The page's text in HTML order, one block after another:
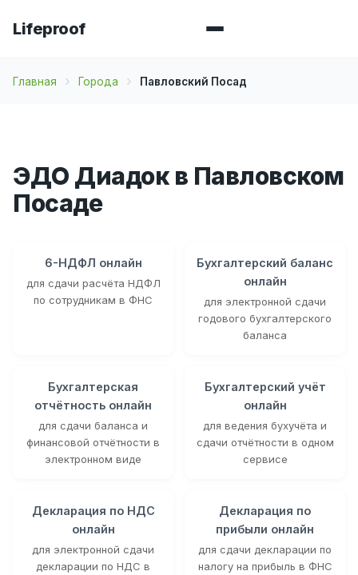
Lifeproof
Главная Города Павловский Посад
ЭДО Диадок в Павловском
Посаде
6-НДФЛ онлайн
для сдачи расчёта НДФЛ
по сотрудникам в ФНС
Бухгалтерский баланс
онлайн
для электронной сдачи
годового бухгалтерского
баланса
Бухгалтерская
отчётность онлайн
для сдачи баланса и
финансовой отчётности в
электронном виде
Бухгалтерский учёт
онлайн
для ведения бухучёта и
сдачи отчётности в одном
сервисе
Декларация по НДС
онлайн
для электронной сдачи
декларации по НДС в
Декларация по
прибыли онлайн
для сдачи декларации по
налогу на прибыль в ФНС